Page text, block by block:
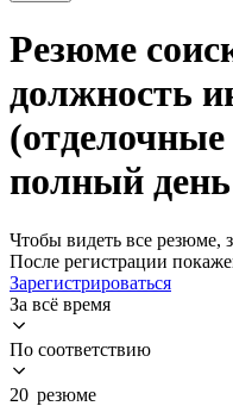
Резюме
должность
полный
Чтобы видеть все резюме,
После регистрации
Зарегистрироваться
За всё время
По соответствию
20 резюме